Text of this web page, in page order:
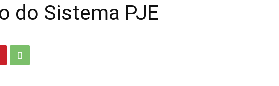
do Sistema PJE